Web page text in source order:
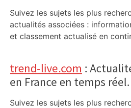
Suivez les sujets les plus
actualités associées :
et classement actualisé en
trend-live.com :
en France en temps réel.
Suivez les sujets les plus